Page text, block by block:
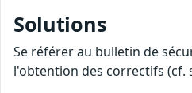
Solutions
Se référer au bulletin de
l'obtention des correctifs (cf.